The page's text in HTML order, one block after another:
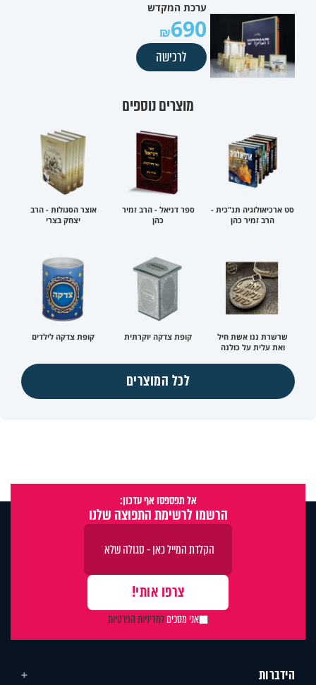
ערכת המקדש
690
לרכישה
מוצרים נוספים
סט ארכיאולוגיה תנ"כית -
הרב זמיר כהן
ספר דניאל - הרב זמיר
כהן
אוצר הסגולות - הרב
יצחק בצרי
שרשרת ננו אשת חיל
ואת עלית על כולנה
קופת צדקה יוקרתית קופת צדקה לילדים
לכל המוצרים
אל תפספסו אף עדכון:
הרשמו לרשימת התפוצה שלנו
אני מסכיםלמדיניות הפרטיות
הידברות